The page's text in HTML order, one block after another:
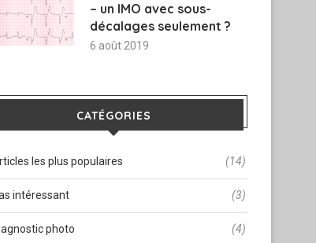
– un IMO avec sous-
décalages seulement ?
6 août 2019
CATÉGORIES
les plus populaires (14)
intéressant (3)
photo (4)